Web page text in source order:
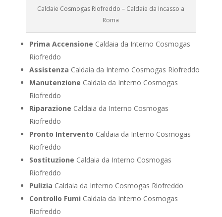
Caldaie Cosmogas Riofreddo – Caldaie da Incasso a
Roma
Prima Accensione Caldaia da Interno Cosmogas
Riofreddo
Assistenza Caldaia da Interno Cosmogas Riofreddo
Manutenzione Caldaia da Interno Cosmogas
Riofreddo
Riparazione Caldaia da Interno Cosmogas
Riofreddo
Pronto Intervento Caldaia da Interno Cosmogas
Riofreddo
Sostituzione Caldaia da Interno Cosmogas
Riofreddo
Pulizia Caldaia da Interno Cosmogas Riofreddo
Controllo Fumi Caldaia da Interno Cosmogas
Riofreddo